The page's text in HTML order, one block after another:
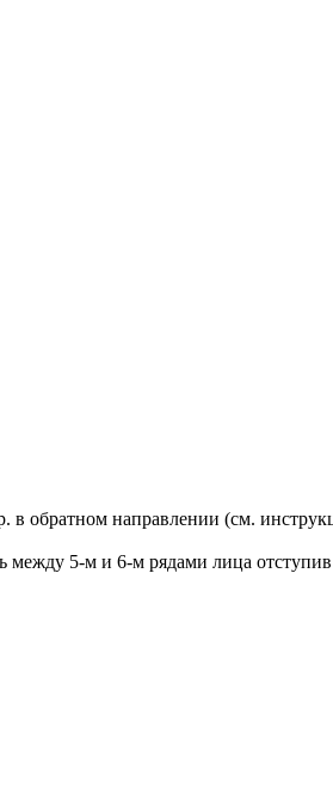
в обратном направлении (см.
5-м и 6-м рядами лица